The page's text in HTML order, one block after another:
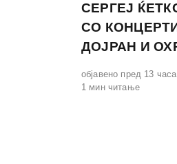
СЕРГЕЈ
СО
ДОЈРАН И
Објавено
на
објавено пред 13 часа
1 мин читање